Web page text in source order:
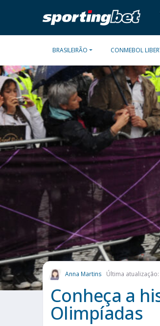
BRASILEIRÃO CONMEBOL
Anna Martins Última
Conheça a
Olimpíadas